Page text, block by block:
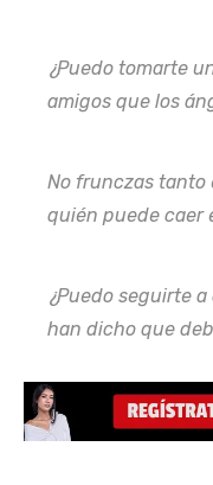
¿Puedo tomarte
amigos que los
No frunczas tanto
quién puede caer
¿Puedo seguirte
han dicho que